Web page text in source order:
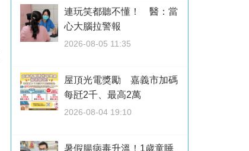
連玩笑都聽不懂！ 醫：當
心大腦拉警報
2026-08-05 11:35
屋頂光電獎勵 嘉義市加碼
每瓩2千、最高2萬
2026-08-04 19:10
暑假腸病毒升溫！1歲童睡